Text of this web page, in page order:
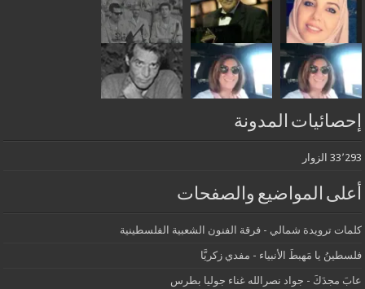
إحصائيات المدونة
33٬293 الزوار
أعلى المواضيع والصفحات
كلمات ترويدة شمالي - فرقة الفنون الشعبية الفلسطينية
فلسطينُ يا مَهبطَ الأنبياء - مفدي زكريَّا
عابَ مجدَكَ - جواد نصرالله غناء جوليا بطرس